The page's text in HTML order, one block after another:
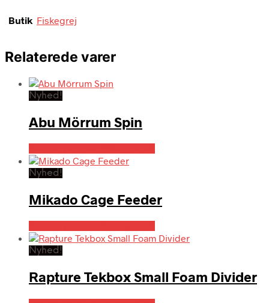
Butik Fiskegrej
Relaterede varer
Nyhed!
Abu Mörrum Spin
Nyhed!
Mikado Cage Feeder
Nyhed!
Rapture Tekbox Small Foam Divider